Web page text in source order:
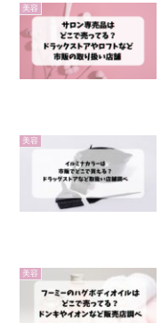
美容
美容
美容